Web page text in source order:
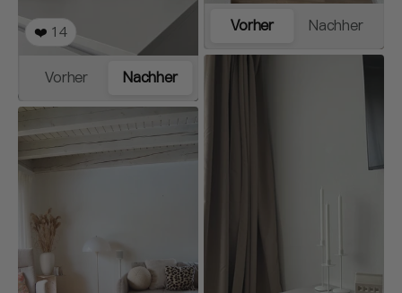
❤️ 14
Vorher Nachher
Vorher Nachher